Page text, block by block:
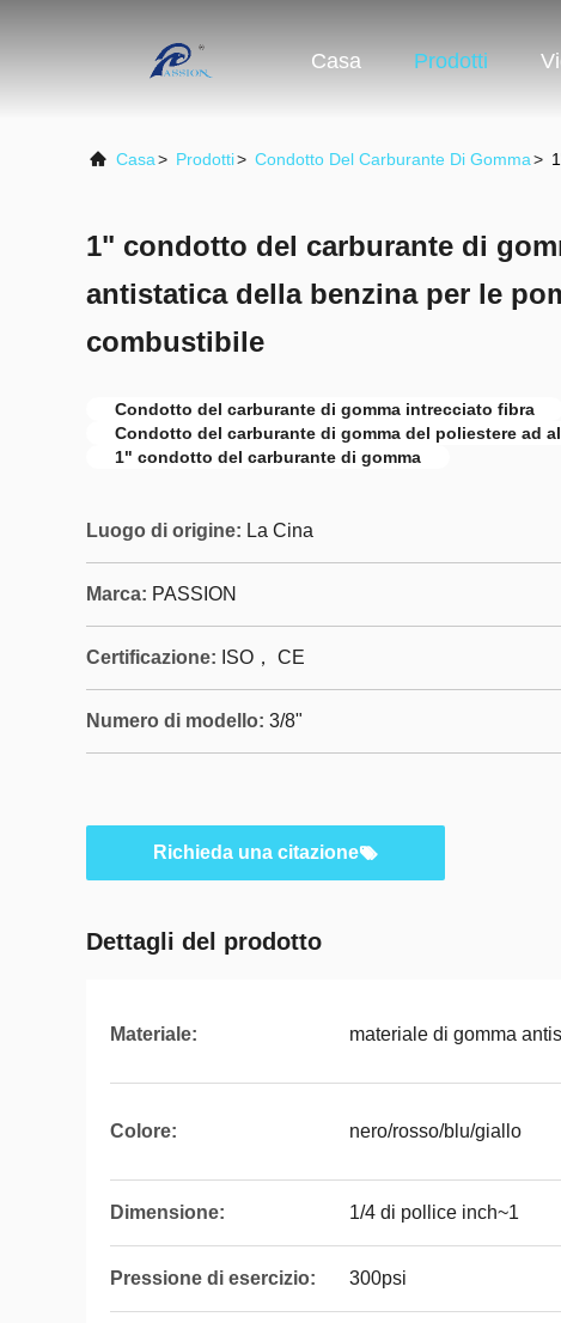
Casa Prodotti
Casa> Prodotti> Condotto Del Carburante Di Gomma>
1" condotto del carburante di
antistatica della benzina per le
combustibile
Condotto del carburante di gomma intrecciato fibra
Condotto del carburante di gomma del poliestere ad
1" condotto del carburante di gomma
Luogo di origine: La Cina
Marca: PASSION
Certificazione: ISO， CE
Numero di modello: 3/8"
Richieda una citazione
Dettagli del prodotto
Materiale: materiale di gomma
Colore: nero/rosso/blu/giallo
Dimensione: 1/4 di pollice inch~1
Pressione di esercizio: 300psi